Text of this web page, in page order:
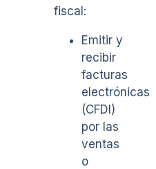
fiscal:
Emitir y
recibir
facturas
electrónicas
(CFDI)
por las
ventas
o